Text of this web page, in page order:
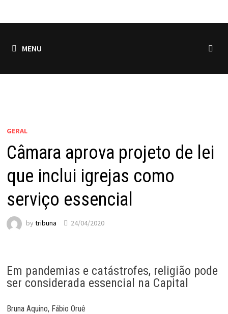
MENU
GERAL
Câmara aprova projeto de lei
que inclui igrejas como
serviço essencial
by tribuna 24/04/2020
Em pandemias e catástrofes, religião pode
ser considerada essencial na Capital
Bruna Aquino, Fábio Oruê